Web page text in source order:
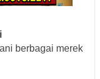
berbagai merek